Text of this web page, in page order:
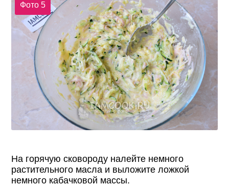
Фото 5
На горячую сковороду налейте немного
растительного масла и выложите ложкой
немного кабачковой массы.